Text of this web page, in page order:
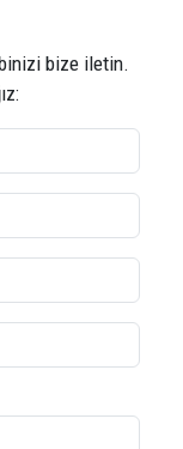
bize iletin.